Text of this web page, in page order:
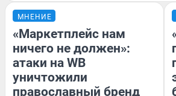
МНЕНИЕ
«Маркетплейс нам
ничего не должен»:
атаки на WB
уничтожили
православный бренд